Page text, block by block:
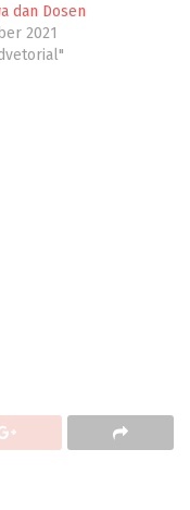
dan Dosen
2021